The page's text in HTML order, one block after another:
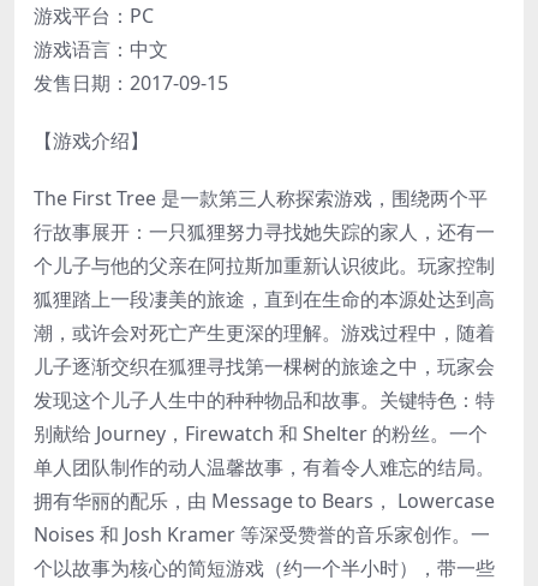
游戏平台：PC
游戏语言：中文
发售日期：2017-09-15
【游戏介绍】
The First Tree 是一款第三人称探索游戏，围绕两个平
行故事展开：一只狐狸努力寻找她失踪的家人，还有一
个儿子与他的父亲在阿拉斯加重新认识彼此。玩家控制
狐狸踏上一段凄美的旅途，直到在生命的本源处达到高
潮，或许会对死亡产生更深的理解。游戏过程中，随着
儿子逐渐交织在狐狸寻找第一棵树的旅途之中，玩家会
发现这个儿子人生中的种种物品和故事。关键特色：特
别献给 Journey，Firewatch 和 Shelter 的粉丝。一个
单人团队制作的动人温馨故事，有着令人难忘的结局。
拥有华丽的配乐，由 Message to Bears， Lowercase
Noises 和 Josh Kramer 等深受赞誉的音乐家创作。一
个以故事为核心的简短游戏（约一个半小时），带一些